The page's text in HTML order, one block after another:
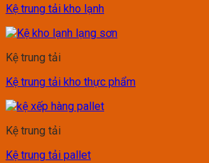
Kệ trung tải kho lạnh
Kệ trung tải
Kệ trung tải kho thực phẩm
Kệ trung tải
Kệ trung tải pallet